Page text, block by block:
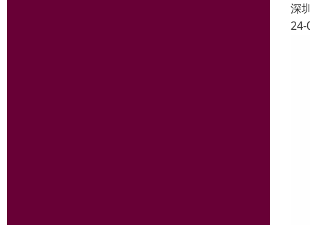
深
24-